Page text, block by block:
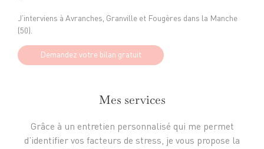
J’interviens à Avranches, Granville et Fougères dans la Manche
(50).
Demandez votre bilan gratuit
Mes services
Grâce à un entretien personnalisé qui me permet
d’identifier vos facteurs de stress, je vous propose la